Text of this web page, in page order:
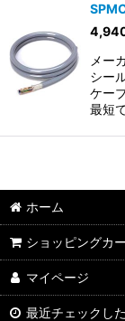
メー
シー
ケー
最短
ホーム
ショッピングカ
マイページ
最近チェックし